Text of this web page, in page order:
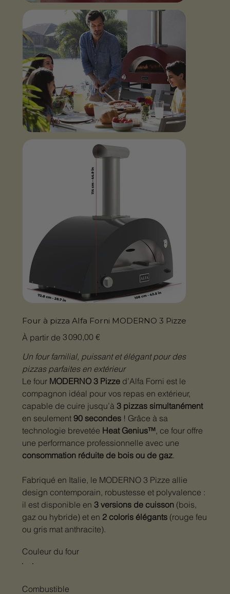
Four à pizza Alfa Forni MODERNO 3 Pizze
À partir de Prix
3 090,00 €
Un four familial, puissant et élégant pour des
pizzas parfaites en extérieur
Le four MODERNO 3 Pizzed’Alfa Forni est le
compagnon idéal pour vos repas en extérieur,
capable de cuire jusqu’à 3 pizzas simultanément
en seulement 90 secondes! Grâce à sa
technologie brevetée Heat Genius™, ce four offre
une performance professionnelle avec une
consommation réduite de bois ou de gaz.
Fabriqué en Italie, le MODERNO 3 Pizze allie
design contemporain, robustesse et polyvalence :
il est disponible en 3 versions de cuisson(bois,
gaz ou hybride) et en 2 coloris élégants(rouge feu
ou gris mat anthracite).
Couleur du four
Combustible